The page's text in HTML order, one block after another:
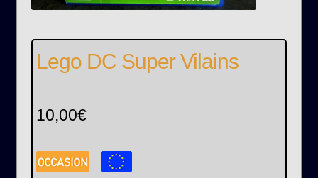
Lego DC Super Vilains
10,00€